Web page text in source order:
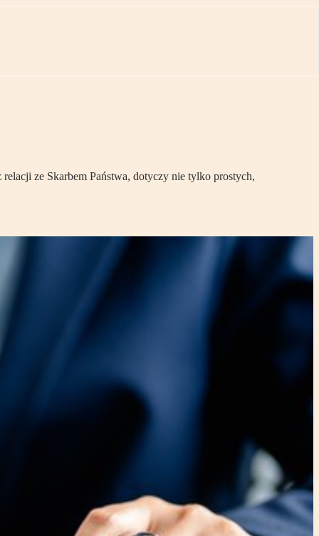
ze Skarbem Państwa, dotyczy nie tylko prostych,